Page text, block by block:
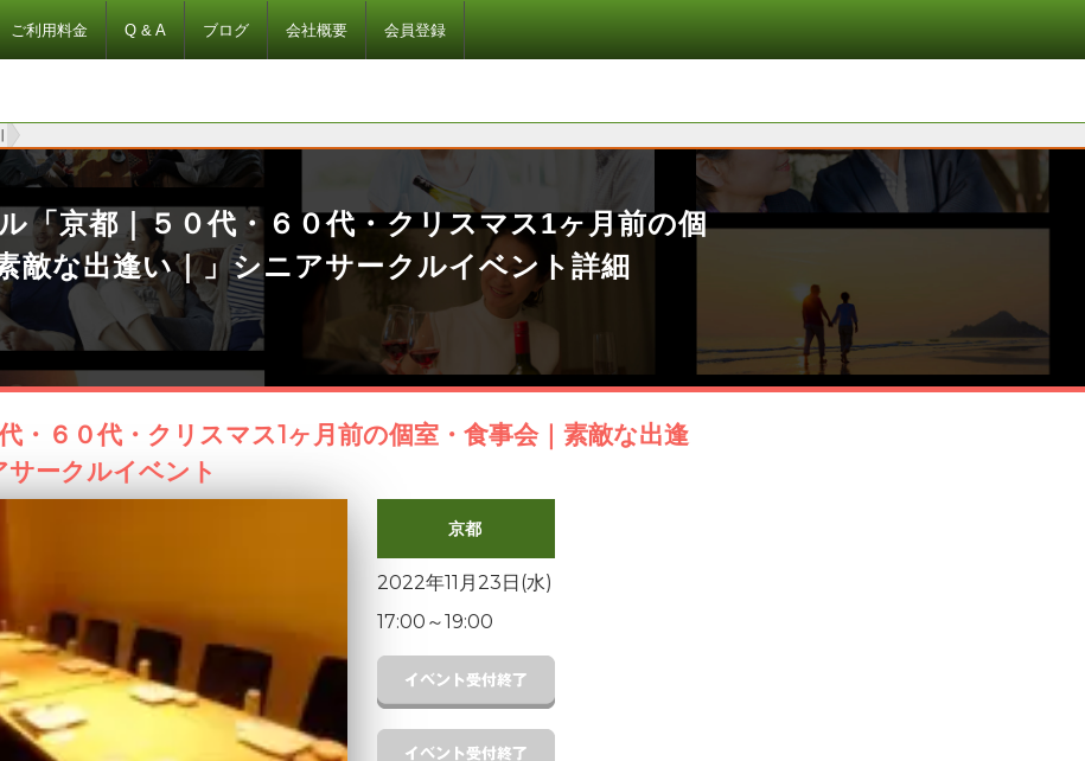
ご利用料金 Q & A ブログ 会社概要 会員登録
「京都｜５０代・６０代・クリスマス1ヶ月前の個
敵な出逢い｜」シニアサークルイベント詳細
・６０代・クリスマス1ヶ月前の個室・食事会｜素敵な出逢
サークルイベント
京都
2022年11月23日(水)
17:00 ～19:00